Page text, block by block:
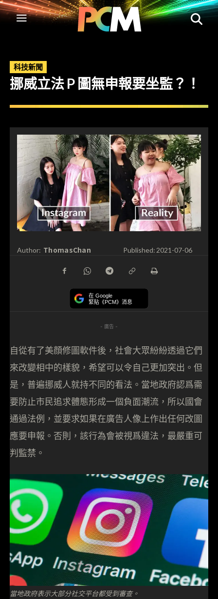
科技新聞
挪威立法 P 圖無申報要坐監？！
Author: ThomasChan Published:2021-07-06
在 Google
緊貼《PCM》消息
- 廣告 -
自從有了美顔修圖軟件後，社會大眾紛紛透過它們
來改變相中的樣貌，希望可以令自己更加突出。但
是，普遍挪威人就持不同的看法。當地政府認爲需
要防止市民追求體態形成一個負面潮流，所以國會
通過法例，並要求如果在廣告人像上作出任何改圖
應要申報。否則，該行為會被視爲違法，最嚴重可
判監禁。
當地政府表示大部分社交平台都受到審查。